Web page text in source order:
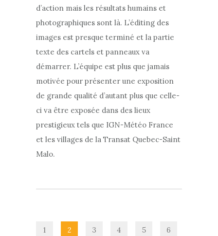
d’action mais les résultats humains et
photographiques sont là. L’éditing des
images est presque terminé et la partie
texte des cartels et panneaux va
démarrer. L’équipe est plus que jamais
motivée pour présenter une exposition
de grande qualité d’autant plus que celle-
ci va être exposée dans des lieux
prestigieux tels que IGN-Météo France
et les villages de la Transat Quebec-Saint
Malo.
1 2 3 4 5 6